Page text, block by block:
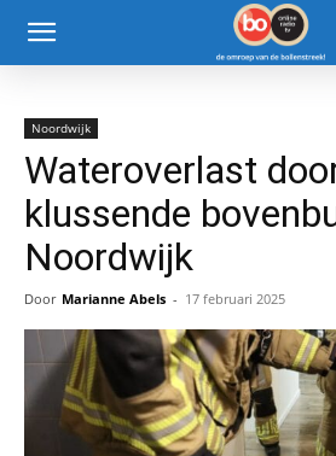
Noordwijk
Wateroverlast
klussende
Noordwijk
Door Marianne Abels - 17 februari 2025